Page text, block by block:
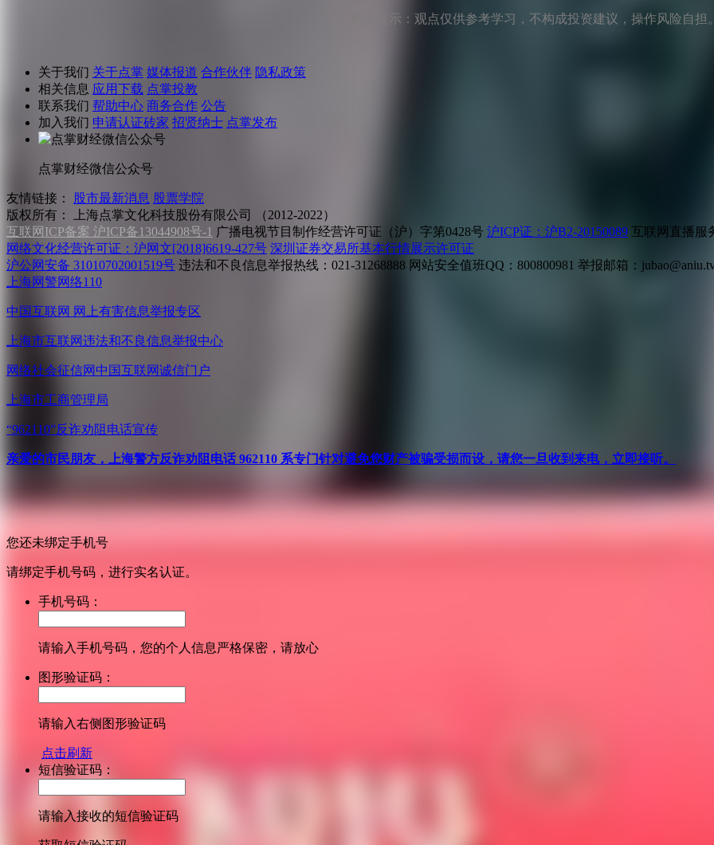
风险提示：观点仅供参考学习，不构成投资建议，操作风险自担
关于我们 关于点掌 媒体报道 合作伙伴 隐私政策
相关信息 应用下载 点掌投教
联系我们 帮助中心 商务合作 公告
加入我们 申请认证砖家 招贤纳士 点掌发布
点掌财经微信公众号
友情链接： 股市最新消息 股票学院
版权所有：
上海点掌文化科技股份有限公司 （2012-2022）
互联网ICP备案 沪ICP备13044908号-1 广播电视节目制作经营许可证（沪）字第0428号 沪ICP证：沪B2-20150089 互联网直播服
网络文化经营许可证：沪网文[2018]6619-427号 深圳证券交易所基本行情展示许可证
沪公网安备 31010702001519号 违法和不良信息举报热线：021-31268888 网站安全值班QQ：800800981 举报邮箱：
上海网警网络110
中国互联网 网上有害信息举报专区
上海市互联网违法和不良信息举报中心
网络社会征信网 中国互联网诚信门户
上海市工商管理局
“962110”反诈劝阻电话宣传
亲爱的市民朋友，上海警方反诈劝阻电话 962110 系专门针对避免您财产被骗受损而设，请您一旦收到来电，立即接听。
您还未绑定手机号
请绑定手机号码，进行实名认证。
手机号码：
请输入手机号码，您的个人信息严格保密，请放心
图形验证码：
请输入右侧图形验证码
点击刷新
短信验证码：
请输入接收的短信验证码